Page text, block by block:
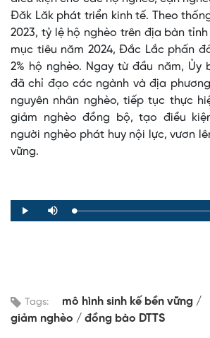
Đăk Lăk phát triển kinh tế. Theo
2023, tỷ lệ hộ nghèo trên địa bàn
mục tiêu năm 2024, Đắc Lắc phấn
2% hộ nghèo. Ngay từ đầu năm, Ủy
đã chỉ đạo các ngành và địa
nguyên nhân nghèo, tiếp tục thực
giảm nghèo đồng bộ, tạo điều
người nghèo phát huy nội lực, vươn
vững.
Play Mute Loaded:
0%
Progress:
0%
Tags:
mô hình sinh kế bền vững
giảm nghèo
đồng bào DTTS